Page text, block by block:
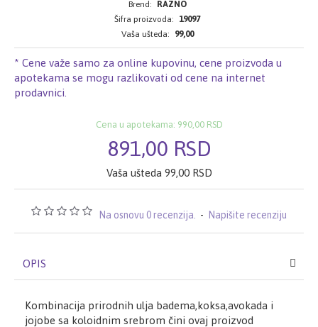
Na osnovu 0 recenzija. - Napišite recenziju
* Cene važe samo za online kupovinu, cene proizvoda u
apotekama se mogu razlikovati od cene na internet
prodavnici.
891,00 RSD
Cena u apotekama: 990,00 RSD
Vaša ušteda 99,00 RSD
Brend:
RAZNO
Šifra proizvoda:
19097
Vaša ušteda:
99,00
OPIS
Kombinacija prirodnih ulja badema,koksa,avokada i
jojobe sa koloidnim srebrom čini ovaj proizvod